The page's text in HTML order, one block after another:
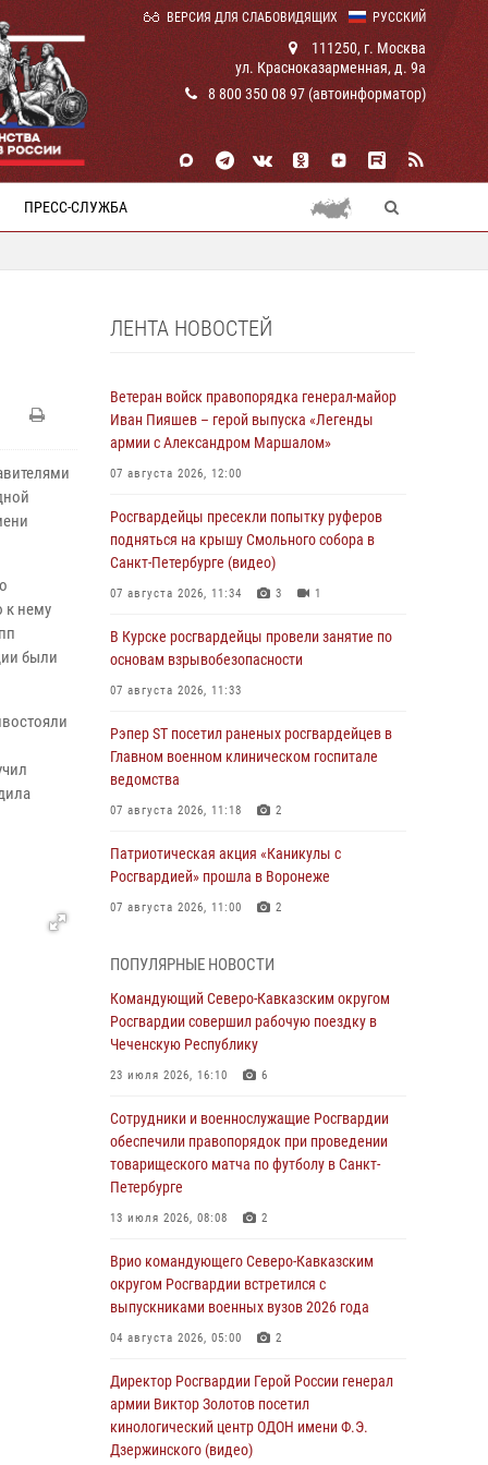
РУССКИЙ
ВЕРСИЯ ДЛЯ СЛАБОВИДЯЩИХ
111250, г. Москва
ул. Красноказарменная, д. 9а
8 800 350 08 97 (автоинформатор)
ПРЕСС-СЛУЖБА
к нему
были
ЛЕНТА НОВОСТЕЙ
Ветеран войск правопорядка генерал-майор
Иван Пияшев – герой выпуска «Легенды
армии с Александром Маршалом»
07 августа 2026, 12:00
Росгвардейцы пресекли попытку руферов
подняться на крышу Смольного собора в
Санкт-Петербурге (видео)
07 августа 2026, 11:34 3 1
В Курске росгвардейцы провели занятие по
основам взрывобезопасности
07 августа 2026, 11:33
Рэпер ST посетил раненых росгвардейцев в
Главном военном клиническом госпитале
ведомства
07 августа 2026, 11:18 2
Патриотическая акция «Каникулы с
Росгвардией» прошла в Воронеже
07 августа 2026, 11:00 2
участниками пресс-конференции по вопросам
в сфере оборота оружия
07 августа 2026, 11:00
Мурал памяти военнослужащего Росгвардии
07 августа 2026, 10:13 5
В Свердловской области прошел чемпионат
Уральского округа Росгвардии по мини-
футболу
При содействии спецназа Росгвардии
задержаны подозреваемые в организации
масштабной мошеннической схемы
В Росгвардии завершился методический
сбор с руководящим составом военно-
политических органов
ПОПУЛЯРНЫЕ НОВОСТИ
Командующий Северо-Кавказским округом
Росгвардии совершил рабочую поездку в
Чеченскую Республику
23 июля 2026, 16:10 6
Сотрудники и военнослужащие Росгвардии
обеспечили правопорядок при проведении
товарищеского матча по футболу в Санкт-
Петербурге
13 июля 2026, 08:08 2
Врио командующего Северо-Кавказским
округом Росгвардии встретился с
выпускниками военных вузов 2026 года
04 августа 2026, 05:00 2
Директор Росгвардии Герой России генерал
армии Виктор Золотов посетил
кинологический центр ОДОН имени Ф.Э.
Дзержинского (видео)